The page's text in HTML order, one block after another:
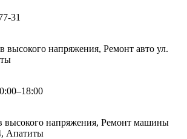
31
высокого напряжения, Ремонт авто ул.
высокого напряжения, Ремонт машины
Апатиты